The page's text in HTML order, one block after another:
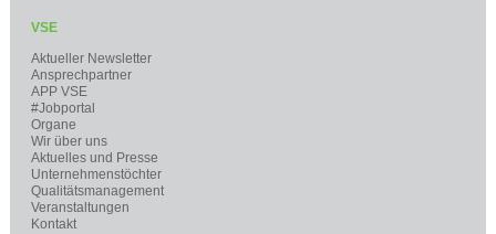
VSE
Aktueller Newsletter
Ansprechpartner
APP VSE
#Jobportal
Organe
Wir über uns
Aktuelles und Presse
Unternehmenstöchter
Qualitätsmanagement
Veranstaltungen
Kontakt